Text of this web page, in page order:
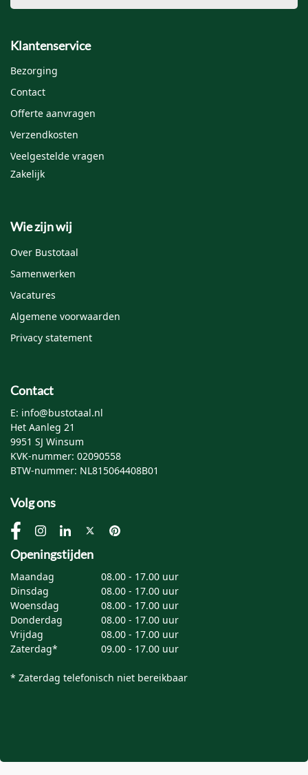
Naam
E-mail*
Mijn naam, e-mail en site opslaan in deze browser
voor de volgende keer wanneer ik een reactie plaats.
Klantenservice
Bezorging
Contact
Offerte aanvragen
Verzendkosten
Veelgestelde vragen
Zakelijk
Wie zijn wij
Over Bustotaal
Samenwerken
Vacatures
Algemene voorwaarden
Privacy statement
Contact
E: info@bustotaal.nl
Het Aanleg 21
9951 SJ Winsum
KVK-nummer: 02090558
BTW-nummer: NL815064408B01
Volg ons
Openingstijden
Maandag
08.00 - 17.00 uur
Dinsdag
08.00 - 17.00 uur
Woensdag
08.00 - 17.00 uur
Donderdag
08.00 - 17.00 uur
Vrijdag
08.00 - 17.00 uur
Zaterdag*
09.00 - 17.00 uur
* Zaterdag telefonisch niet bereikbaar